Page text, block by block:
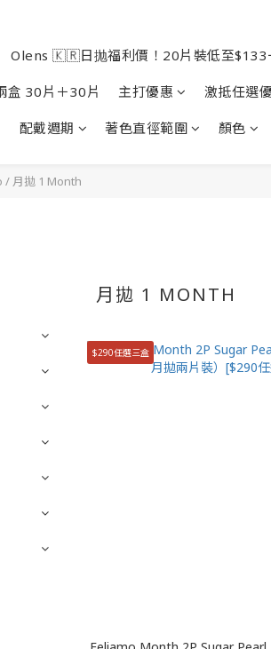
Olens 🇰🇷日抛福利價！20片裝低至
盒 30片＋30片 主打優惠 激抵任選
配戴週期 著色直徑範圍 顏色
/ 月拋 1 Month
月拋 1 MONTH
$290任選三盒